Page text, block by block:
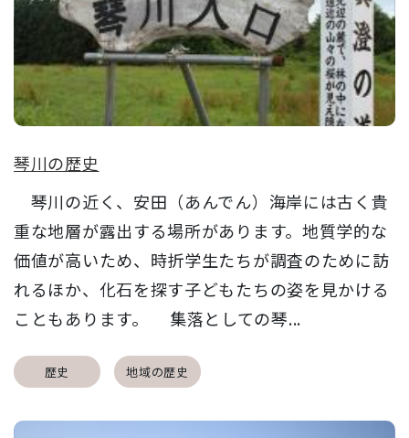
琴川の歴史
琴川の近く、安田（あんでん）海岸には古く貴
重な地層が露出する場所があります。地質学的な
価値が高いため、時折学生たちが調査のために訪
れるほか、化石を探す子どもたちの姿を見かける
こともあります。 集落としての琴...
歴史 地域の歴史